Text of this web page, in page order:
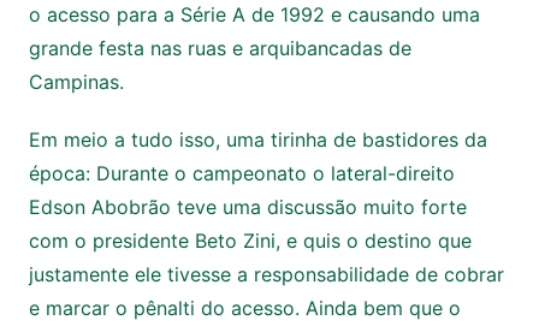
o acesso para a Série A de 1992 e causando uma
grande festa nas ruas e arquibancadas de
Campinas.
Em meio a tudo isso, uma tirinha de bastidores da
época: Durante o campeonato o lateral-direito
Edson Abobrão teve uma discussão muito forte
com o presidente Beto Zini, e quis o destino que
justamente ele tivesse a responsabilidade de cobrar
e marcar o pênalti do acesso. Ainda bem que o